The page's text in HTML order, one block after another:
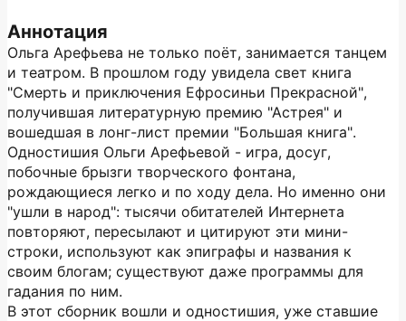
Аннотация
Ольга Арефьева не только поёт, занимается танцем
и театром. В прошлом году увидела свет книга
"Смерть и приключения Ефросиньи Прекрасной",
получившая литературную премию "Астрея" и
вошедшая в лонг-лист премии "Большая книга".
Одностишия Ольги Арефьевой - игра, досуг,
побочные брызги творческого фонтана,
рождающиеся легко и по ходу дела. Но именно они
"ушли в народ": тысячи обитателей Интернета
повторяют, пересылают и цитируют эти мини-
строки, используют как эпиграфы и названия к
своим блогам; существуют даже программы для
гадания по ним.
В этот сборник вошли и одностишия, уже ставшие